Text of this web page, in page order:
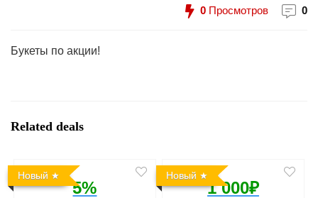
0 Просмотров 0
Букеты по акции!
Related deals
Новый
5%
Новый
1 000₽